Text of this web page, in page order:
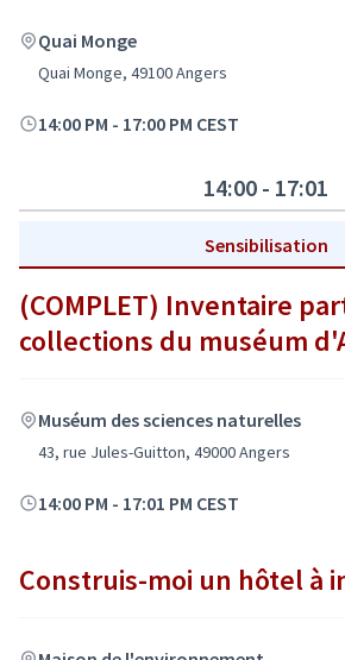
Quai Monge
Quai Monge, 49100 Angers
14:00 PM - 17:00 PM CEST
14:00 - 17:01
Sensibilisation
(COMPLET) Inventaire
collections du muséum
Muséum des sciences naturelles
43, rue Jules-Guitton, 49000 Angers
14:00 PM - 17:01 PM CEST
Construis-moi un hôtel à